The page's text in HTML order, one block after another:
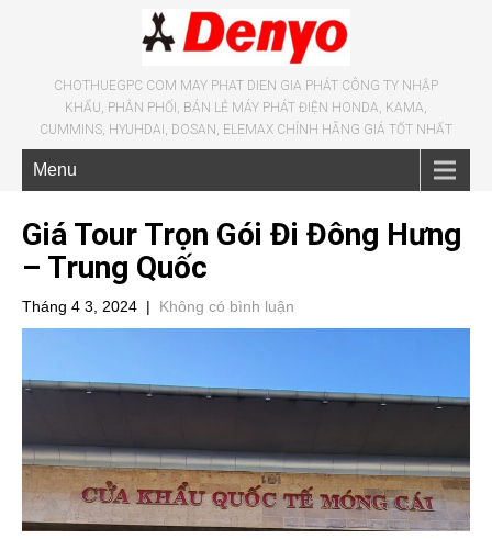
CHOTHUEGPC COM MAY PHAT DIEN GIA PHÁT CÔNG TY NHẬP
KHẨU, PHÂN PHỐI, BÁN LẺ MÁY PHÁT ĐIỆN HONDA, KAMA,
CUMMINS, HYUHDAI, DOSAN, ELEMAX CHÍNH HÃNG GIÁ TỐT NHẤT
Menu
Giá Tour Trọn Gói Đi Đông Hưng
– Trung Quốc
Tháng 4 3, 2024 | Không có bình luận